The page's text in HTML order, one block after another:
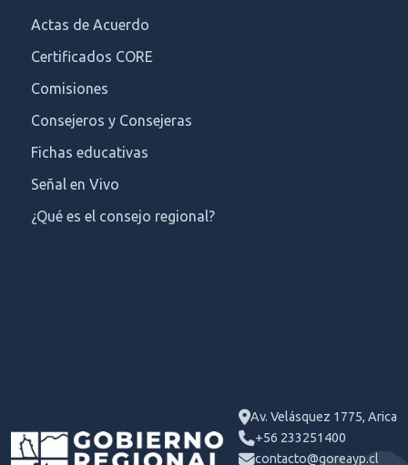
Actas de Acuerdo
Certificados CORE
Comisiones
Consejeros y Consejeras
Fichas educativas
Señal en Vivo
¿Qué es el consejo regional?
Av. Velásquez 1775, Arica
+56 233251400
contacto@goreayp.cl